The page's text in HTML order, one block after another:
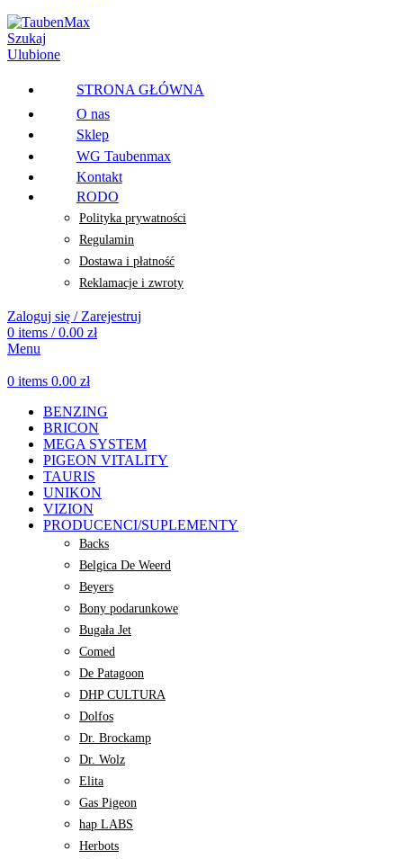
Szukaj
Ulubione
STRONA GŁÓWNA
O nas
Sklep
WG Taubenmax
Kontakt
RODO
Polityka prywatności
Regulamin
Dostawa i płatność
Reklamacje i zwroty
Zaloguj się / Zarejestruj
0 items / 0.00 zł
Menu
0 items 0.00 zł
BENZING
BRICON
MEGA SYSTEM
PIGEON VITALITY
TAURIS
UNIKON
VIZION
PRODUCENCI/SUPLEMENTY
Backs
Belgica De Weerd
Beyers
Bony podarunkowe
Bugała Jet
Comed
De Patagoon
DHP CULTURA
Dolfos
Dr. Brockamp
Dr. Wolz
Elita
Gas Pigeon
hap LABS
Herbots